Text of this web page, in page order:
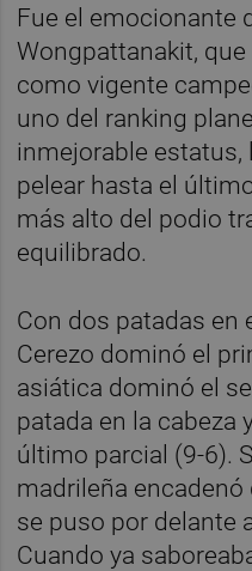
Fue el emocionante
Wongpattanakit,
como vigente
uno del ranking
inmejorable estatus,
pelear hasta el
más alto del podio
equilibrado.
Con dos patadas en
Cerezo dominó el
asiática dominó el
patada en la cabeza
último parcial (9-6).
madrileña
se puso por delante
Cuando ya